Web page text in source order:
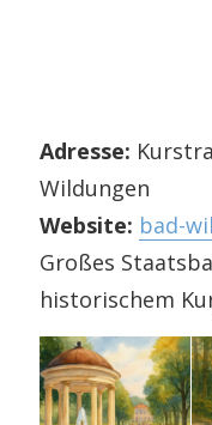
Adresse:
Wildungen
Website: bad-
Großes
historischem